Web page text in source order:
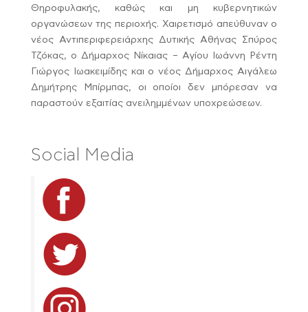
Θηροφυλακής, καθώς και μη κυβερνητικών
οργανώσεων της περιοχής. Χαιρετισμό απεύθυναν ο
νέος Αντιπεριφερειάρχης Δυτικής Αθήνας Σπύρος
Τζόκας, ο Δήμαρχος Νίκαιας – Αγίου Ιωάννη Ρέντη
Γιώργος Ιωακειμίδης και ο νέος Δήμαρχος Αιγάλεω
Δημήτρης Μπίρμπας, οι οποίοι δεν μπόρεσαν να
παραστούν εξαιτίας ανειλημμένων υποχρεώσεων.
Social Media